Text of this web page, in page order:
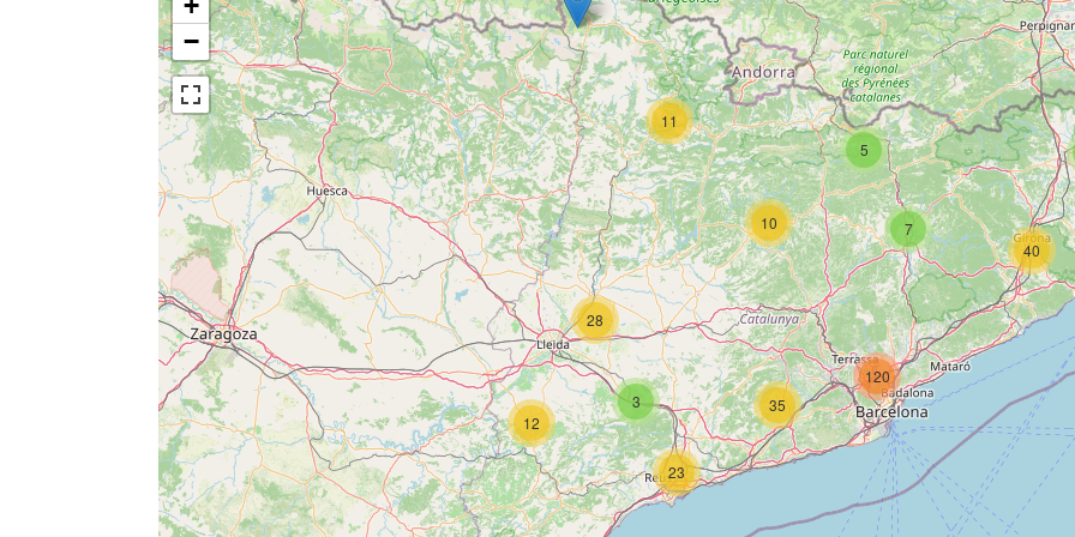
3
28
11
5
40
12
23
7
10
35
120
−